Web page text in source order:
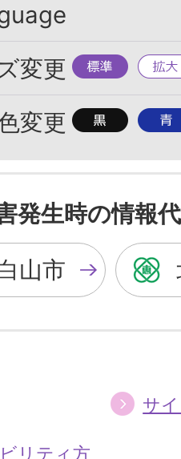
変更 標
準
拡
大
変更 背
色
を
黒
色
に
背
色
を
青
色
に
発生時の情報
山市
サ
リティ方